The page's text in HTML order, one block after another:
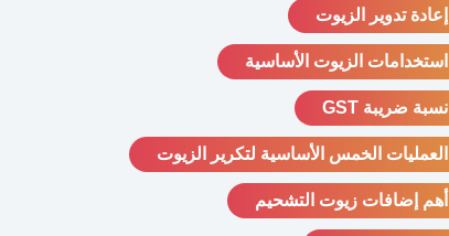
إعادة تدوير الزيوت
استخدامات الزيوت الأساسية
نسبة ضريبة GST
العمليات الخمس الأساسية لتكرير الزيوت
أهم إضافات زيوت التشحيم